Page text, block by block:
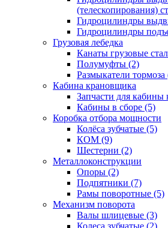
(телескопирования)
Гидроцилиндры
Гидроцилиндры
Грузовая лебедка
Канаты грузовые
Полумуфты (2)
Размыкатели тормоза
Кабина крановщика
Запчасти для
Кабины в сборе (5)
Коробка отбора мощности
Колёса зубчатые (5)
КОМ (9)
Шестерни (2)
Металлоконструкции
Опоры (2)
Подпятники (7)
Рамы поворотные (5)
Механизм поворота
Валы шлицевые (3)
Колеса зубчатые (2)